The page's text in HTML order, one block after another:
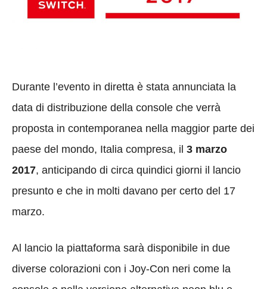
Durante l’evento in diretta è stata annunciata la
data di distribuzione della console che verrà
proposta in contemporanea nella maggior parte dei
paese del mondo, Italia compresa, il 3 marzo
2017, anticipando di circa quindici giorni il lancio
presunto e che in molti davano per certo del 17
marzo.
Al lancio la piattaforma sarà disponibile in due
diverse colorazioni con i Joy-Con neri come la